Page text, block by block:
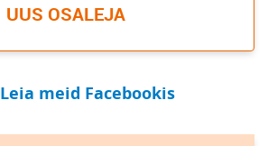
UUS OSALEJA
Leia meid Facebookis